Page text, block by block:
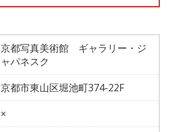
京都写真美術館 ギャラリー・ジ
ャパネスク
京都市東山区堀池町374-22F
×